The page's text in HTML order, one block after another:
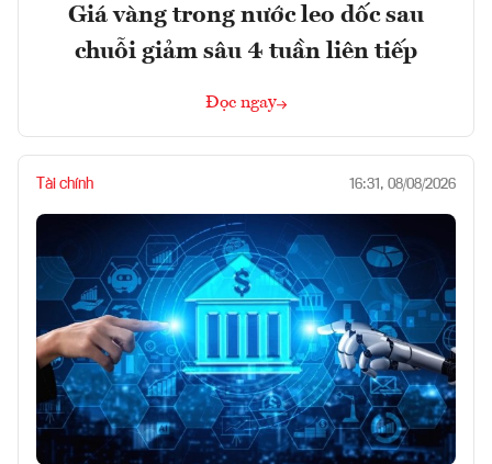
Giá vàng trong nước leo dốc sau
chuỗi giảm sâu 4 tuần liên tiếp
Đọc ngay
Tài chính 16:31, 08/08/2026